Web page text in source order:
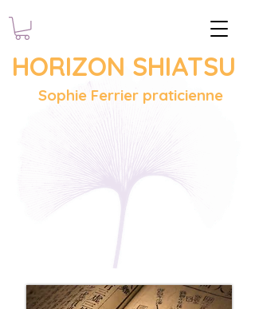
HORIZON SHIATSU
Sophie Ferrier praticienne